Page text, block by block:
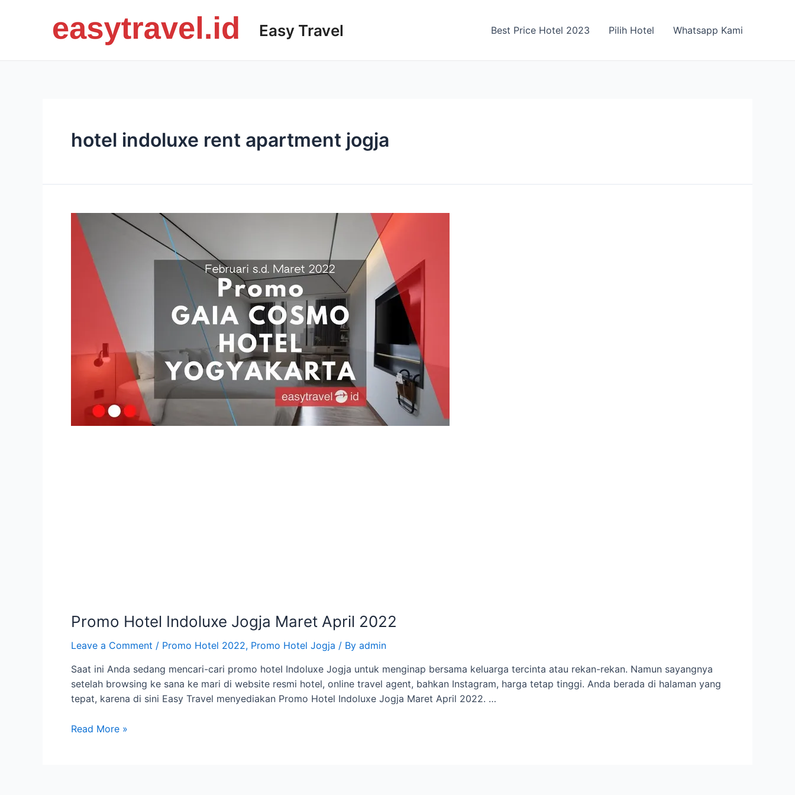
Easy Travel Best Price Hotel 2023 Pilih Hotel Whatsapp Kami
hotel indoluxe rent apartment jogja
Promo Hotel Indoluxe Jogja Maret April 2022
Leave a Comment / Promo Hotel 2022, Promo Hotel Jogja / By admin
Saat ini Anda sedang mencari-cari promo hoteI Indoluxe Jogja untuk menginap bersama keluarga tercinta atau rekan-rekan. Namun sayangnya
setelah browsing ke sana ke mari di website resmi hotel, online travel agent, bahkan Instagram, harga tetap tinggi. Anda berada di halaman yang
tepat, karena di sini Easy Travel menyediakan Promo Hotel Indoluxe Jogja Maret April 2022. …
Promo
Read More »